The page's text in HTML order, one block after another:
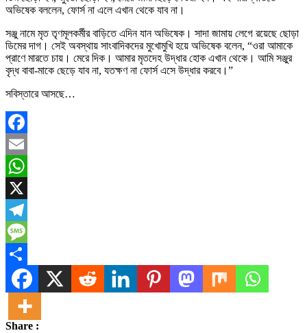
অভিষেক বললেন, ফোর্স না এলে এখান থেকে যাব না।
সঞ্জু নামে মৃত তৃণমূলকর্মীর বাড়িতে এদিন যান অভিষেক। সাদা জামায় লেগে রয়েছে ছোড়া
ডিমের দাগ। সেই অবস্থায় সাংবাদিকদের মুখোমুখি হয়ে অভিষেক বলেন, “ওরা আমাকে
প্রাণে মারতে চায়। মেরে দিক। আমার মৃতদেহ উদ্ধার হোক এখান থেকে। আমি সঞ্জুর
বৃদ্ধ বাবা-মাকে ছেড়ে যাব না, যতক্ষণ না ফোর্স এসে উদ্ধার করবে।”
সবিস্তারে আসছে…
Facebook
Email
WhatsApp
X
Telegram
Message
Share
Share :